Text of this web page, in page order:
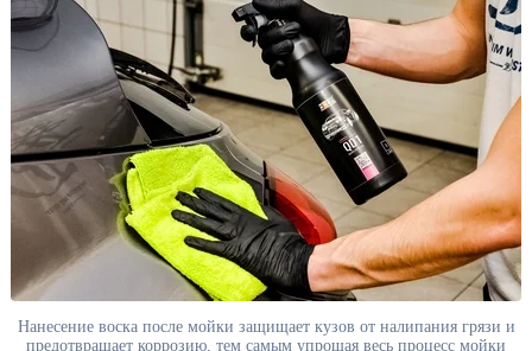
Нанесение воска после мойки защищает кузов от налипания грязи и
предотвращает коррозию, тем самым упрощая весь процесс мойки